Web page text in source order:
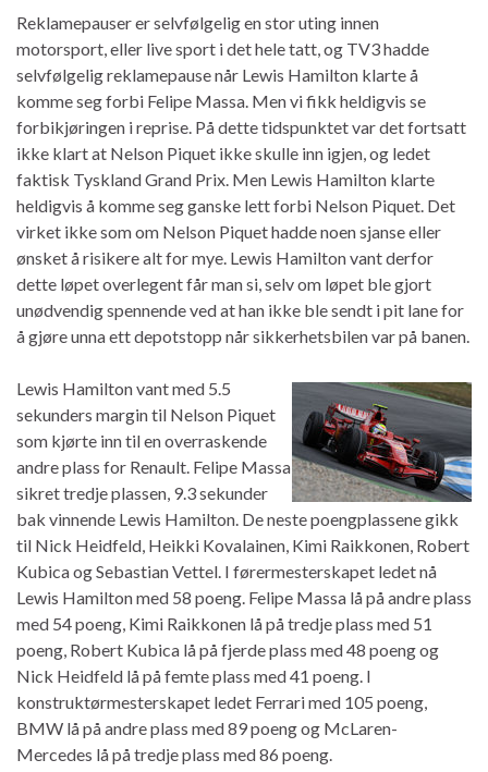
Reklamepauser er selvfølgelig en stor uting innen
motorsport, eller live sport i det hele tatt, og TV3 hadde
selvfølgelig reklamepause når Lewis Hamilton klarte å
komme seg forbi Felipe Massa. Men vi fikk heldigvis se
forbikjøringen i reprise. På dette tidspunktet var det fortsatt
ikke klart at Nelson Piquet ikke skulle inn igjen, og ledet
faktisk Tyskland Grand Prix. Men Lewis Hamilton klarte
heldigvis å komme seg ganske lett forbi Nelson Piquet. Det
virket ikke som om Nelson Piquet hadde noen sjanse eller
ønsket å risikere alt for mye. Lewis Hamilton vant derfor
dette løpet overlegent får man si, selv om løpet ble gjort
unødvendig spennende ved at han ikke ble sendt i pit lane for
å gjøre unna ett depotstopp når sikkerhetsbilen var på banen.
Lewis Hamilton vant med 5.5
sekunders margin til Nelson Piquet
som kjørte inn til en overraskende
andre plass for Renault. Felipe Massa
sikret tredje plassen, 9.3 sekunder
bak vinnende Lewis Hamilton. De neste poengplassene gikk
til Nick Heidfeld, Heikki Kovalainen, Kimi Raikkonen, Robert
Kubica og Sebastian Vettel. I førermesterskapet ledet nå
Lewis Hamilton med 58 poeng. Felipe Massa lå på andre plass
med 54 poeng, Kimi Raikkonen lå på tredje plass med 51
poeng, Robert Kubica lå på fjerde plass med 48 poeng og
Nick Heidfeld lå på femte plass med 41 poeng. I
konstruktørmesterskapet ledet Ferrari med 105 poeng,
BMW lå på andre plass med 89 poeng og McLaren-
Mercedes lå på tredje plass med 86 poeng.